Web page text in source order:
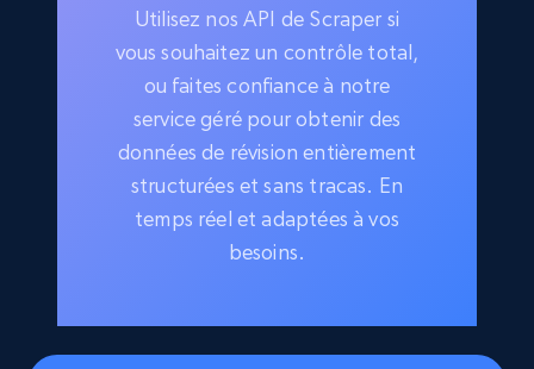
Utilisez nos API de Scraper si
vous souhaitez un contrôle total,
ou faites confiance à notre
service géré pour obtenir des
données de révision entièrement
structurées et sans tracas. En
temps réel et adaptées à vos
besoins.